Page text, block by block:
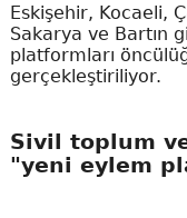
Eskişehir, Kocaeli,
Sakarya ve Bartın
platformları
gerçekleştiriliyor.
Sivil toplum
"yeni eylem